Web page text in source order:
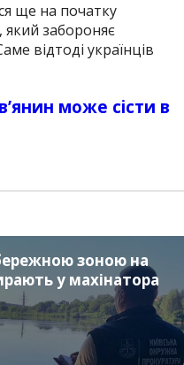
ще на початку
забороняє
відтоді українців
може сісти в
зоною на
у махінатора